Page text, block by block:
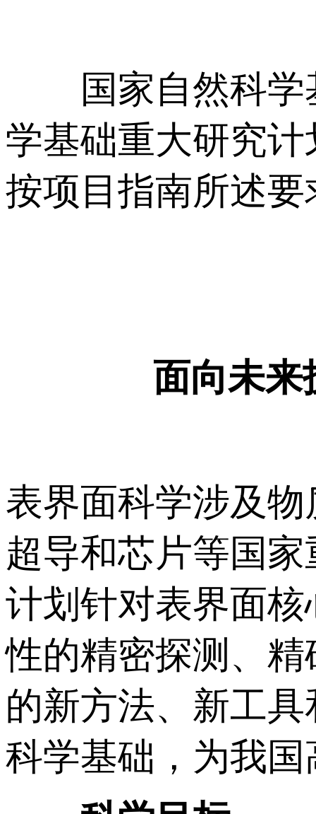
国家自然科学
学基础重大研究
按项目指南所述
面向未来
表界面科学涉及
超导和芯片等国
计划针对表界面
性的精密探测、
的新方法、新工
科学基础，为我